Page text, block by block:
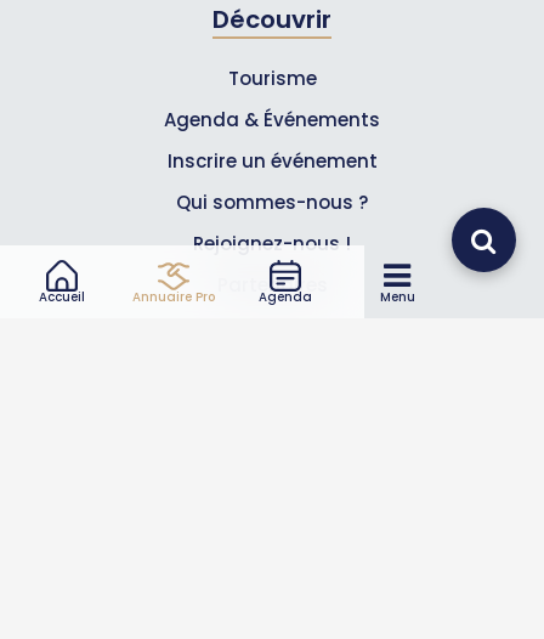
Accueil Annuaire Pro Agenda Menu
Découvrir
Tourisme
Agenda & Événements
Inscrire un événement
Qui sommes-nous ?
Rejoignez-nous !
Partenaires